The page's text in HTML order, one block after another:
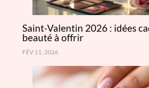
Saint-Valentin 2026 : idées
beauté à offrir
FÉV 11, 2026